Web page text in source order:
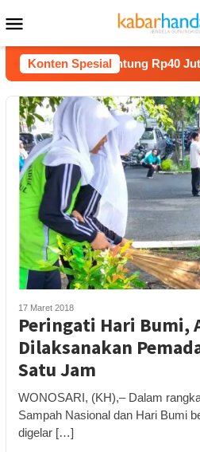
ke
kontenMobile
Konten Spesial
Melon Untung Rp40 Juta
17 Maret 2018
Peringati Hari Bumi,
Dilaksanakan
Satu Jam
WONOSARI, (KH),– Dalam
Sampah Nasional dan Hari Bumi
digelar […]